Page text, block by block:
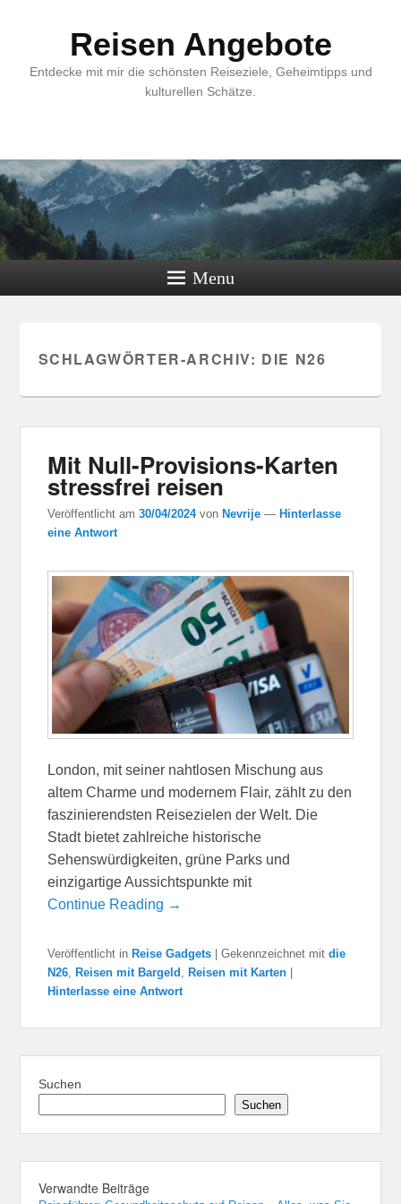
Reisen Angebote
Entdecke mit mir die schönsten Reiseziele, Geheimtipps und
kulturellen Schätze.
Menu
SCHLAGWÖRTER-ARCHIV: DIE N26
Mit Null-Provisions-Karten
stressfrei reisen
Veröffentlicht am30/04/2024 von Nevrije — Hinterlasse
eine Antwort
London, mit seiner nahtlosen Mischung aus
altem Charme und modernem Flair, zählt zu den
faszinierendsten Reisezielen der Welt. Die
Stadt bietet zahlreiche historische
Sehenswürdigkeiten, grüne Parks und
einzigartige Aussichtspunkte mit
Continue Reading →
Veröffentlicht in Reise Gadgets |Gekennzeichnet mit die
N26, Reisen mit Bargeld , Reisen mit Karten
Hinterlasse eine Antwort
Suchen
Suchen
Verwandte Beiträge